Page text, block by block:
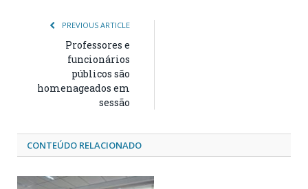
PREVIOUS ARTICLE
Professores e
funcionários
públicos são
homenageados em
sessão
CONTEÚDO RELACIONADO